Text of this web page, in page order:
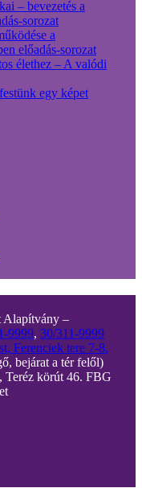
– bevezetés a
sorozat
a
előadás-sorozat
élethez – A valódi
egy képet
Alapítvány –
9999, 30/311-9999
Ferenciek tere 7-8.
bejárat a tér felől)
Teréz körút 46. FBG